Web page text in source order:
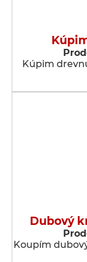
Kúpim
Dubový
Koupím